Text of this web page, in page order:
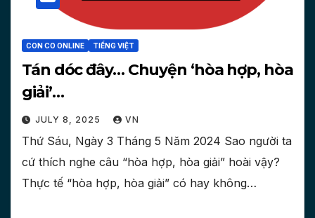
CON CO ONLINE TIẾNG VIỆT
Tán dóc đây… Chuyện ‘hòa hợp, hòa
giải’…
JULY 8, 2025 VN
Thứ Sáu, Ngày 3 Tháng 5 Năm 2024 Sao người ta
cứ thích nghe câu “hòa hợp, hòa giải” hoài vậy?
Thực tế “hòa hợp, hòa giải” có hay không…